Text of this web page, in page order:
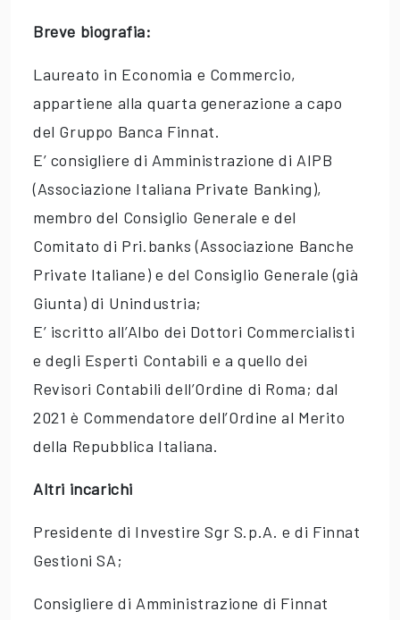
Breve biografia:
Laureato in Economia e Commercio,
appartiene alla quarta generazione a capo
del Gruppo Banca Finnat.
E’ consigliere di Amministrazione di AIPB
(Associazione Italiana Private Banking),
membro del Consiglio Generale e del
Comitato di Pri.banks (Associazione Banche
Private Italiane) e del Consiglio Generale (già
Giunta) di Unindustria;
E’ iscritto all’Albo dei Dottori Commercialisti
e degli Esperti Contabili e a quello dei
Revisori Contabili dell’Ordine di Roma; dal
2021 è Commendatore dell’Ordine al Merito
della Repubblica Italiana.
Altri incarichi
Presidente di Investire Sgr S.p.A. e di Finnat
Gestioni SA;
Consigliere di Amministrazione di Finnat